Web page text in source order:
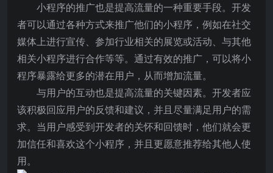
小程序的推广也是提高流量的一种重要手段。开发
者可以通过各种方式来推广他们的小程序，例如在社交
媒体上进行宣传、参加行业相关的展览或活动、与其他
相关小程序进行合作等等。通过有效的推广，可以将小
程序暴露给更多的潜在用户，从而增加流量。
与用户的互动也是提高流量的关键因素。开发者应
该积极回应用户的反馈和建议，并且尽量满足用户的需
求。当用户感受到开发者的关怀和回馈时，他们就会更
加信任和喜欢这个小程序，并且更愿意推荐给其他人使
用。